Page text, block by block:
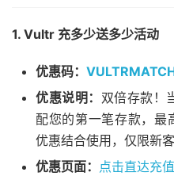
1. Vultr 充多少送多少活动
优惠码：
优惠说明： 双倍存款！
配您的第一笔存款，最
优惠结合使用，仅限新客
优惠页面： 点击直达充